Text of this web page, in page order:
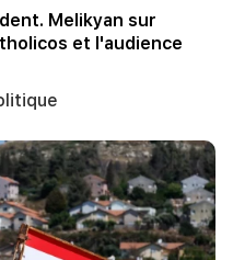
Melikyan sur
et l'audience